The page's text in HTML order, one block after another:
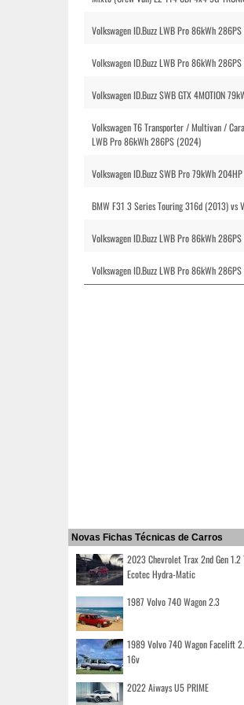
Volkswagen ID.Buzz LWB Pro 86kWh
Volkswagen ID.Buzz LWB Pro 86kWh
Volkswagen ID.Buzz SWB GTX 4MOTION
Volkswagen T6 Transporter / Multivan /
LWB Pro 86kWh 286PS (2024)
Volkswagen ID.Buzz SWB Pro 79kWh
BMW F31 3 Series Touring 316d (2013) vs
Volkswagen ID.Buzz LWB Pro 86kWh
Volkswagen ID.Buzz LWB Pro 86kWh
Novas Fichas Técnicas de Carros
2023 Chevrolet Trax 2nd Gen 1.2
Ecotec Hydra-Matic
1987 Volvo 740 Wagon 2.3
1989 Volvo 740 Wagon Facelift
16v
2022 Aiways U5 PRIME